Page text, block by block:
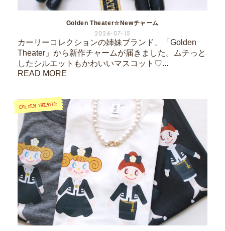
Golden Theater☆Newチャーム
2026-07-15
カーリーコレクションの姉妹ブランド、「Golden
Theater」から新作チャームが届きました。ムチっと
したシルエットもかわいいマスコット♡...
READ MORE